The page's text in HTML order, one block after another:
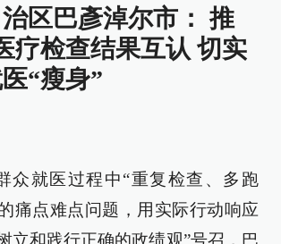
区巴彥淖尔市： 推
疗检查结果互认 切实
“瘦身”
众就医过程中“重复检查、多跑
痛点难点问题，用实际行动响应
立和践行正确的政绩观”号召，巴